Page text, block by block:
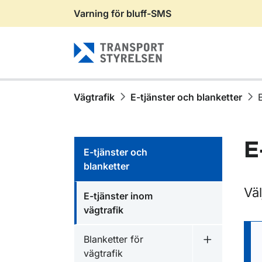
Gå till sidans innehåll
Varning för bluff-SMS
Vägtrafik E-tjänster och blanketter
E-tjänster och
blanketter
E-tjänster inom
vägtrafik
Blanketter för
vägtrafik
Undermeny